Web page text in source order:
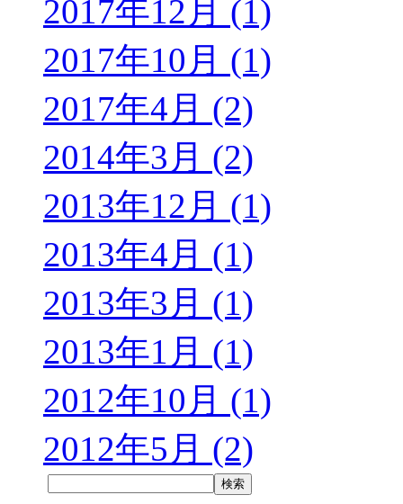
2017年12月 (1)
2017年10月 (1)
2017年4月 (2)
2014年3月 (2)
2013年12月 (1)
2013年4月 (1)
2013年3月 (1)
2013年1月 (1)
2012年10月 (1)
2012年5月 (2)